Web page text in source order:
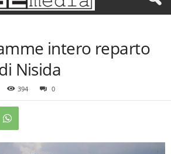
intero reparto
Nisida
394 0